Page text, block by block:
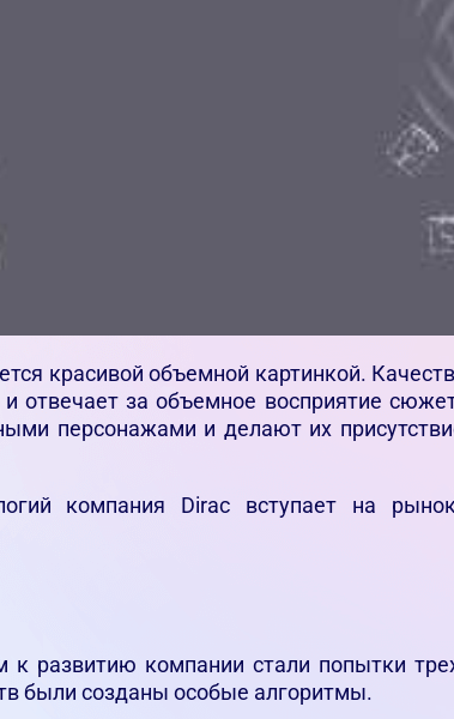
красивой объемной картинкой.
отвечает за объемное восприятие
персонажами и делают их
компания Dirac вступает на
развитию компании стали попытки
были созданы особые алгоритмы.